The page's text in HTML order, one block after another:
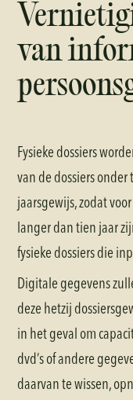
van
Fysieke dossiers
van de dossiers
jaarsgewijs, zodat
langer dan tien jaar
fysieke dossiers die
Digitale gegevens
deze hetzij
in het geval om
dvd’s of andere
daarvan te wissen,